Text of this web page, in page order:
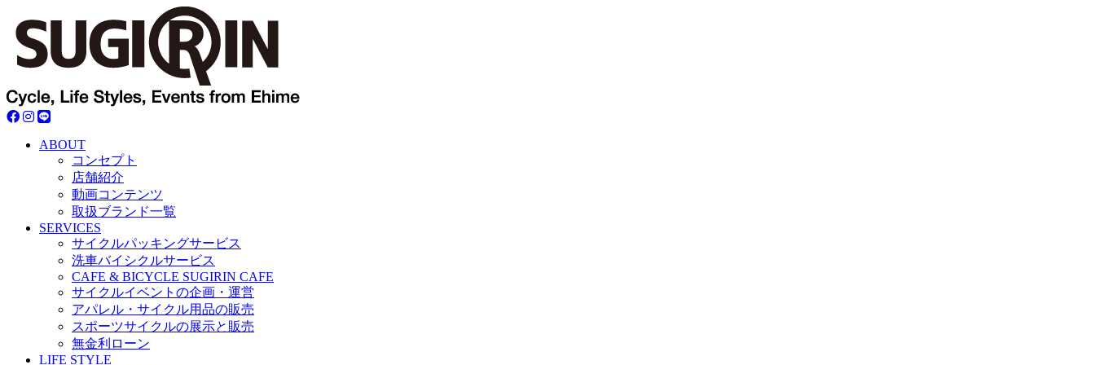
ABOUT
コンセプト
店舗紹介
動画コンテンツ
取扱ブランド一覧
SERVICES
サイクルパッキングサービス
洗車バイシクルサービス
CAFE & BICYCLE SUGIRIN CAFE
サイクルイベントの企画・運営
アパレル・サイクル用品の販売
スポーツサイクルの展示と販売
無金利ローン
LIFE STYLE